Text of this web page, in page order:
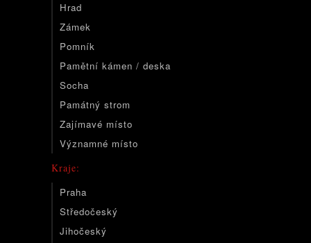
Hrad
Zámek
Pomník
Pamětní kámen / deska
Socha
Památný strom
Zajímavé místo
Významné místo
Kraje:
Praha
Středočeský
Jihočeský